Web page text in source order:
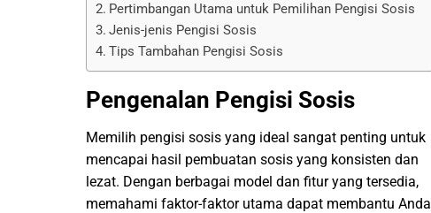
Pertimbangan Utama untuk Pemilihan Pengisi Sosis
Jenis-jenis Pengisi Sosis
Tips Tambahan Pengisi Sosis
Pengenalan Pengisi Sosis
Memilih pengisi sosis yang ideal sangat penting untuk
mencapai hasil pembuatan sosis yang konsisten dan
lezat. Dengan berbagai model dan fitur yang tersedia,
memahami faktor-faktor utama dapat membantu Anda